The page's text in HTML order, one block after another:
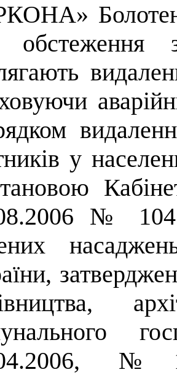
обстеження
у
№